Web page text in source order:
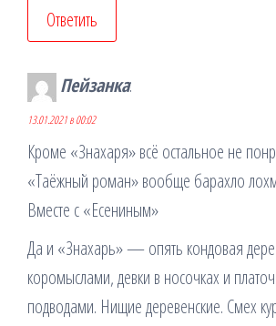
Ответить
Пейзанка:
13.01.2021 в 00:02
Кроме «Знахаря» всё остальное не
«Таёжный роман» вообще барахло
Вместе с «Есениным»
Да и «Знахарь» — опять кондовая
коромыслами, девки в носочках и
подводами. Нищие деревенские. Смех